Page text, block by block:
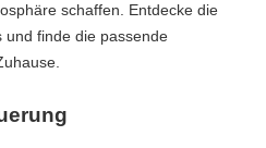
schaffen. Entdecke die
und finde die passende